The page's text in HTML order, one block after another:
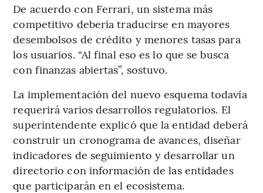
De acuerdo con Ferrari, un sistema más
competitivo debería traducirse en mayores
desembolsos de crédito y menores tasas para
los usuarios. “Al final eso es lo que se busca
con finanzas abiertas”, sostuvo.
La implementación del nuevo esquema todavía
requerirá varios desarrollos regulatorios. El
superintendente explicó que la entidad deberá
construir un cronograma de avances, diseñar
indicadores de seguimiento y desarrollar un
directorio con información de las entidades
que participarán en el ecosistema.